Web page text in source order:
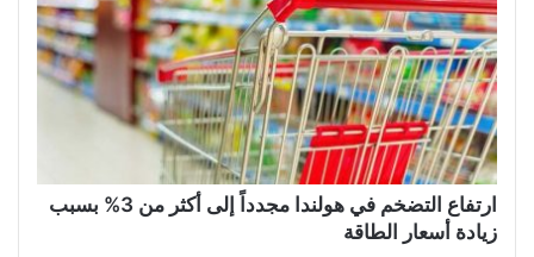
ارتفاع التضخم في هولندا مجدداً إلى أكثر من 3% بسبب
زيادة أسعار الطاقة